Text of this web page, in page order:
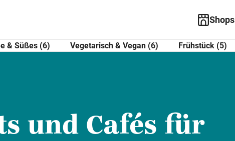
Shops
& Süßes (6) Vegetarisch & Vegan (6) Frühstück (5)
und Cafés für